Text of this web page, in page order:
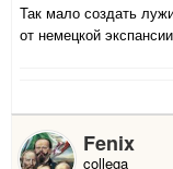
Так мало создать
от немецкой
Fenix
collega